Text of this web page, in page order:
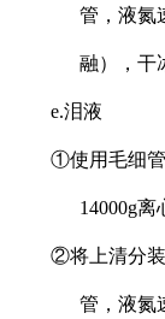
管，液氮
融），干
e.泪液
①使用毛细
14000g离
②将上清分
管，液氮